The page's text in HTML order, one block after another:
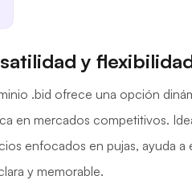
y
.bid ofrece una opción
en mercados competitivos.
enfocados en pujas, ayuda a
y memorable.